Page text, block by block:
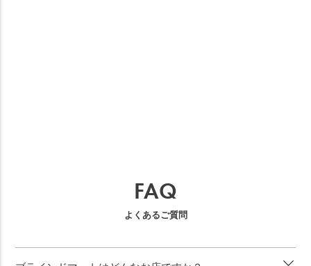
FAQ
よくあるご質問